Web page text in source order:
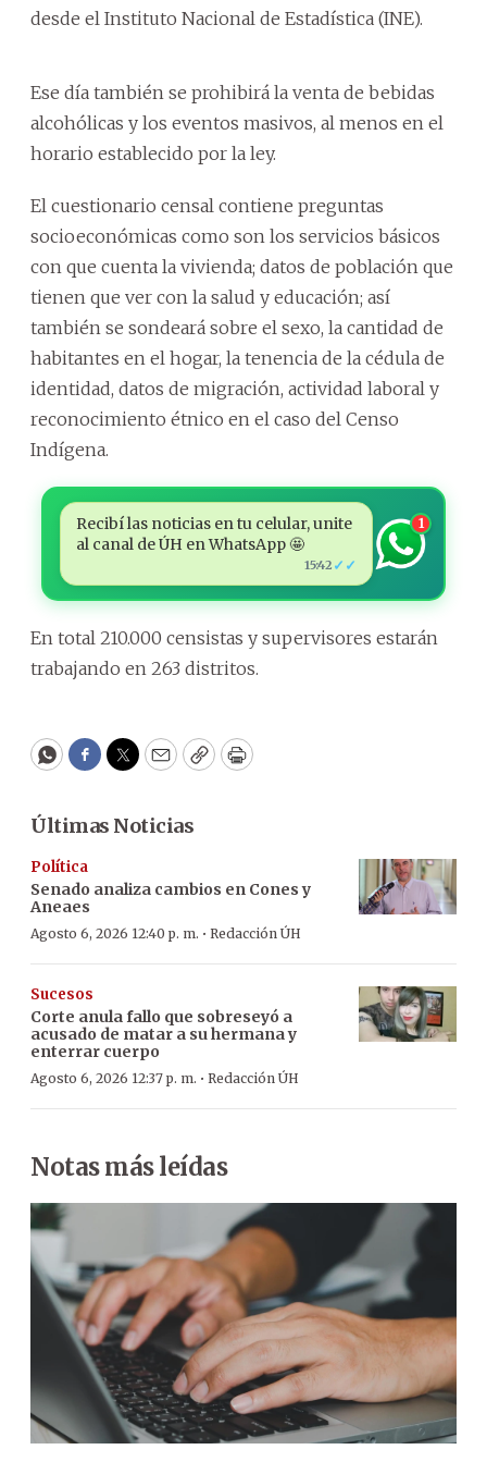
desde el Instituto Nacional de Estadística (INE).
Ese día también se prohibirá la venta de bebidas
alcohólicas y los eventos masivos, al menos en el
horario establecido por la ley.
El cuestionario censal contiene preguntas
socioeconómicas como son los servicios básicos
con que cuenta la vivienda; datos de población que
tienen que ver con la salud y educación; así
también se sondeará sobre el sexo, la cantidad de
habitantes en el hogar, la tenencia de la cédula de
identidad, datos de migración, actividad laboral y
reconocimiento étnico en el caso del Censo
Indígena.
Recibí las noticias en tu celular, unite
al canal de ÚH en WhatsApp 🤩
15:42 ✓✓
1
En total 210.000 censistas y supervisores estarán
trabajando en 263 distritos.
WhatsApp
Facebook
Twitter
EmailCopyPrint
Últimas Noticias
Política
Senado analiza cambios en Cones y
Aneaes
Agosto 6, 2026 12:40 p. m. · Redacción ÚH
Sucesos
Corte anula fallo que sobreseyó a
acusado de matar a su hermana y
enterrar cuerpo
Agosto 6, 2026 12:37 p. m. · Redacción ÚH
Notas más leídas